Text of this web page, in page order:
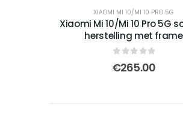
XIAOMI MI 10/MI 10 PRO 5G
Xiaomi Mi 10/Mi 10 Pro 5G
herstelling met frame
out of 5
€265.00